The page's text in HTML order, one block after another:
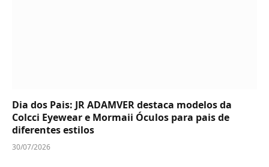
Dia dos Pais: JR ADAMVER destaca modelos da
Colcci Eyewear e Mormaii Óculos para pais de
diferentes estilos
30/07/2026